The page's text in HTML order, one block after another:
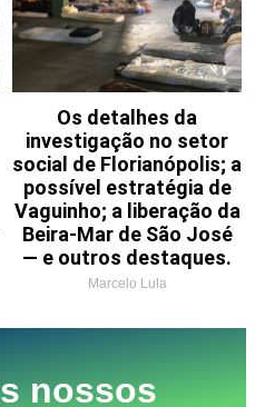
Os detalhes da
investigação no setor
social de Florianópolis; a
possível estratégia de
Vaguinho; a liberação da
Beira-Mar de São José
— e outros destaques.
Marcelo Lula
nossos